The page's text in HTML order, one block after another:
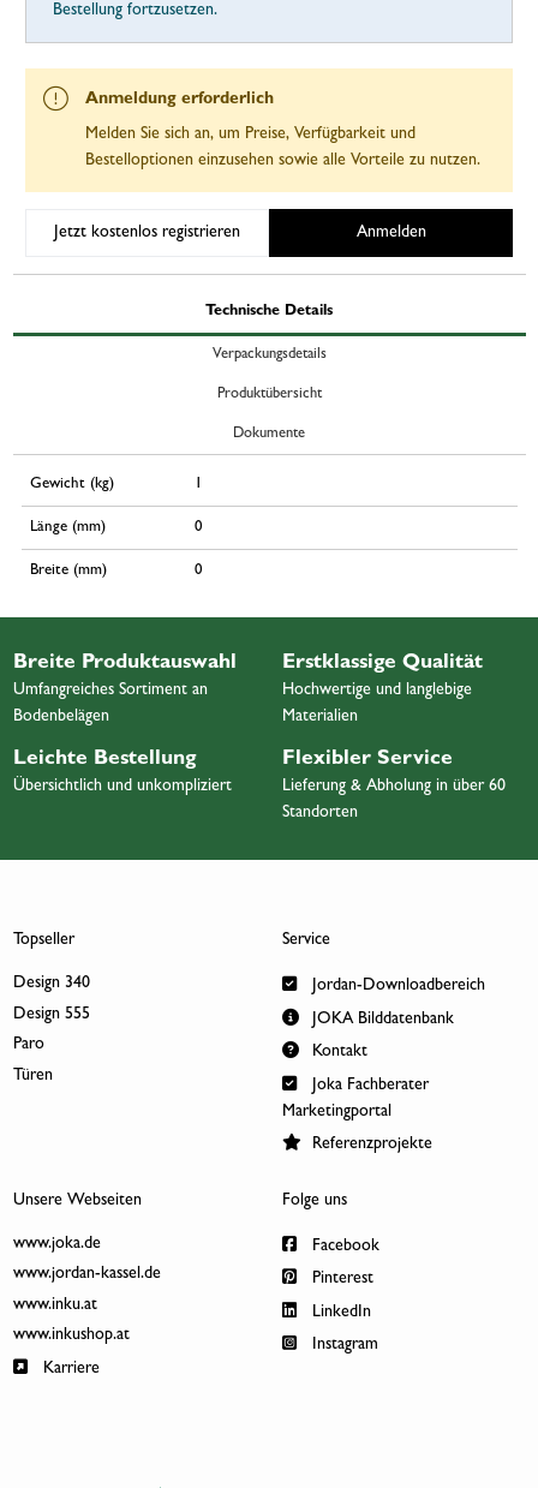
Bestellung fortzusetzen.
Anmeldung erforderlich
Melden Sie sich an, um Preise, Verfügbarkeit und
Bestelloptionen einzusehen sowie alle Vorteile zu nutzen.
Jetzt kostenlos registrieren Anmelden
Technische Details
Verpackungsdetails
Produktübersicht
Dokumente
Gewicht (kg) 1
Länge (mm) 0
Breite (mm) 0
Breite Produktauswahl
Umfangreiches Sortiment an
Bodenbelägen
Erstklassige Qualität
Hochwertige und langlebige
Materialien
Leichte Bestellung
Übersichtlich und unkompliziert
Flexibler Service
Lieferung & Abholung in über 60
Standorten
Topseller
Design 340
Design 555
Paro
Türen
Service
Jordan-Downloadbereich
JOKA Bilddatenbank
Kontakt
Joka Fachberater
Marketingportal
Referenzprojekte
Unsere Webseiten
www.joka.de
www.jordan-kassel.de
www.inku.at
www.inkushop.at
Karriere
Folge uns
Facebook
Pinterest
LinkedIn
Instagram